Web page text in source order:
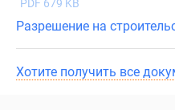
PDF 679 KB
Разрешение на
Хотите получить все